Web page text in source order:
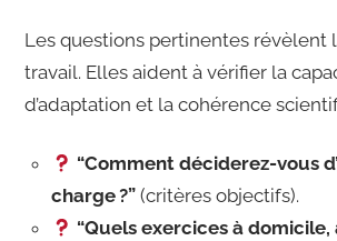
Les questions pertinentes révèlent
travail. Elles aident à vérifier la
d’adaptation et la cohérence
“Comment déciderez-vous
charge ?”(critères objectifs).
“Quels exercices à